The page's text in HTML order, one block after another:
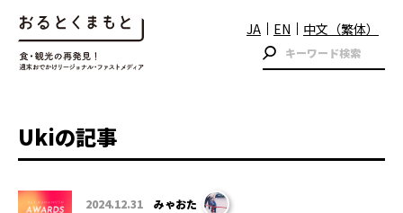
JA EN 中文（繁体）
Ukiの記事
2024.12.31 みゃおた